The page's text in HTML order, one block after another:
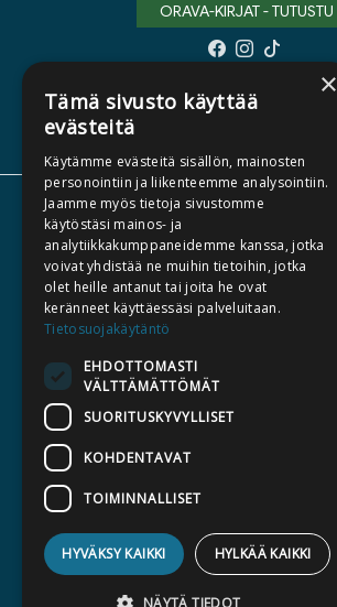
ORAVA-KIRJAT - TUTUSTU
TIETOA MEISTÄ
TEKIJÄT
KATALOGIT
AJANKOHTAISTA
HALUATKO KIRJAILIJAKSI
LASKUTUSOSOITTEET
SILTALA.FI
E-JA ÄÄNIKIRJAT
ENNAKKOTILATTAVAT
×
Tämä sivusto käyttää
evästeitä
Käytämme evästeitä sisällön, mainosten
personointiin ja liikenteemme analysointiin.
Jaamme myös tietoja sivustomme
käytöstäsi mainos- ja
analytiikkakumppaneidemme kanssa, jotka
voivat yhdistää ne muihin tietoihin, jotka
olet heille antanut tai joita he ovat
keränneet käyttäessäsi palveluitaan.
Tietosuojakäytäntö
EHDOTTOMASTI
VÄLTTÄMÄTTÖMÄT
SUORITUSKYVYLLISET
KOHDENTAVAT
TOIMINNALLISET
HYVÄKSY KAIKKI HYLKÄÄ KAIKKI
NÄYTÄ TIEDOT